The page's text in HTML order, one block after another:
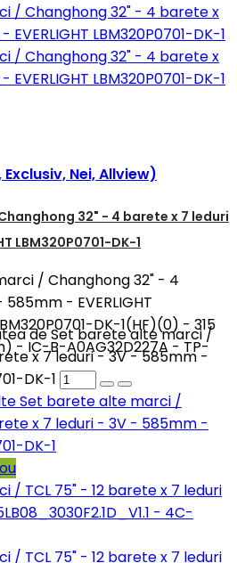
Nei, Allview)
32" - 4 barete x 7 leduri
LBM320P0701-DK-1
/ Changhong 32" - 4
- EVERLIGHT
DK-1(HF)(0) - 315
- IC-B-A0AG32D227A - TP-
de Set barete alte marci /
x 7 leduri - 3V - 585mm -
DK-1
Set barete alte marci /
x 7 leduri - 3V - 585mm -
DK-1